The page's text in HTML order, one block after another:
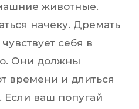
животные.
начеку. Дремать
себя в
Они должны
времени и длиться
Если ваш попугай